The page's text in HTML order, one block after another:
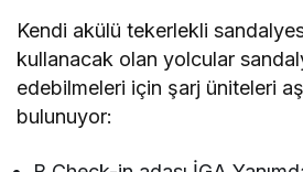
Kendi akülü tekerlekli
kullanacak olan yolcular
edebilmeleri için şarj üniteleri
bulunuyor: